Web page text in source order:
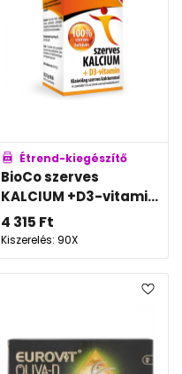
Étrend-kiegészítő
BioCo szerves
KALCIUM +D3-vitami...
4 315 Ft
Kiszerelés: 90X